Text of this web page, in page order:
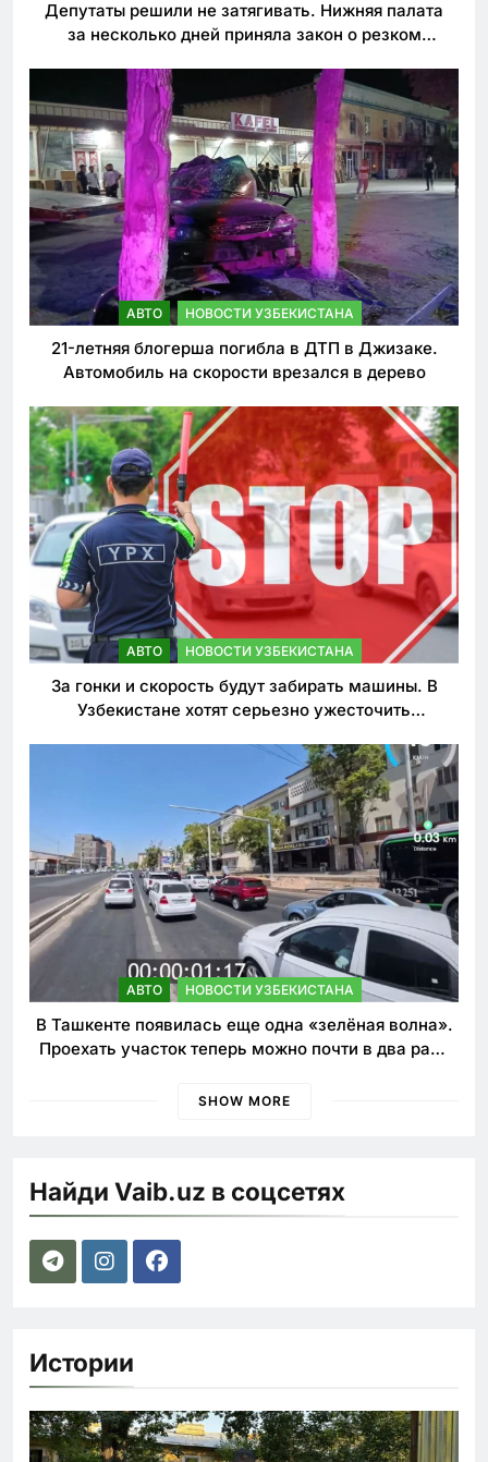
Депутаты решили не затягивать. Нижняя палата
за несколько дней приняла закон о резком
АВТО НОВОСТИ УЗБЕКИСТАНА
21-летняя блогерша погибла в ДТП в Джизаке.
Автомобиль на скорости врезался в дерево
АВТО НОВОСТИ УЗБЕКИСТАНА
За гонки и скорость будут забирать машины. В
Узбекистане хотят серьезно ужесточить
АВТО НОВОСТИ УЗБЕКИСТАНА
В Ташкенте появилась еще одна «зелёная волна».
Проехать участок теперь можно почти в два раза
SHOW MORE
Найди Vaib.uz в соцсетях
Истории